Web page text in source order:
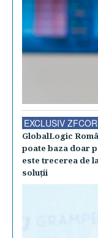
EXCLUSIV
GlobalLogic
poate baza doar
este trecerea de
soluţii